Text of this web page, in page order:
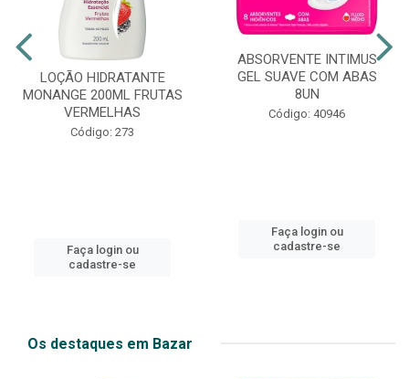
LOÇÃO HIDRATANTE
MONANGE 200ML FRUTAS
VERMELHAS
Código: 273
Faça login ou
cadastre-se
ABSORVENTE INTIMUS
GEL SUAVE COM ABAS
8UN
Código: 40946
Faça login ou
cadastre-se
Os destaques em Bazar